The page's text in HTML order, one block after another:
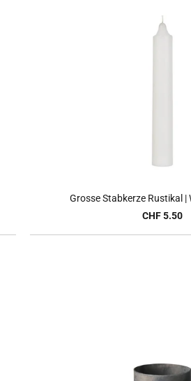
Grosse Stabkerze Rustikal |
CHF 5.50